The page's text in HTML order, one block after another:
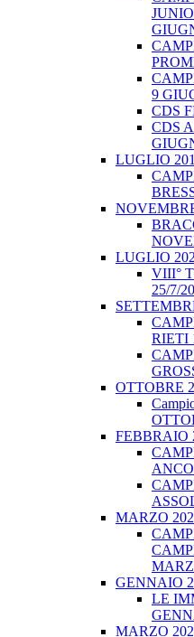
9
CDS
CDS
LUGLIO
LUGLIO
VIII°
25/7/
RIETI
OTTOBRE
FEBBRAIO
MARZO
GENNAIO
LE
MARZO